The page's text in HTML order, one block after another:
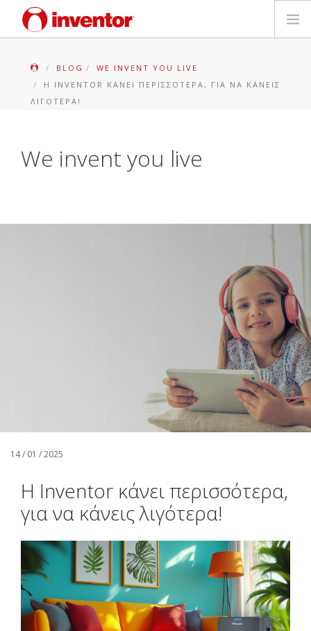
Αρχεία και Υποστήριξη
BLOG
WE INVENT YOU LIVE
Η INVENTOR ΚΆΝΕΙ ΠΕΡΙΣΣΌΤΕΡΑ, ΓΙΑ ΝΑ ΚΆΝΕΙΣ
ΛΙΓΌΤΕΡΑ!
We invent you live
14 / 01 / 2025
Η Inventor κάνει περισσότερα,
για να κάνεις λιγότερα!